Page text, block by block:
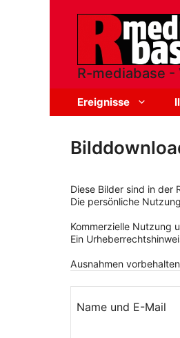
R-mediabase
Ereignisse
Diese Bilder sind in der
Die persönliche
Kommerzielle Nutzung
Ein
Ausnahmen
Name und E-Mail